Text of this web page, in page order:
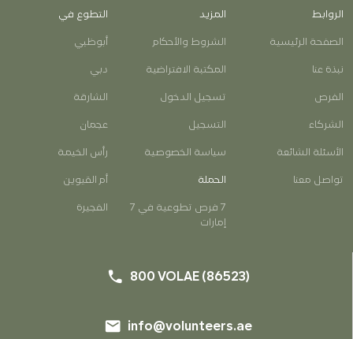
الروابط
الصفحة الرئيسية
نبذة عنا
الفرص
الشركاء
الأسئلة الشائعة
تواصل معنا
المزيد
الشروط والأحكام
المكتبة الافتراضية
تسجيل الدخول
التسجيل
سياسة الخصوصية
الحملة
7 فرص تطوعية في 7
إمارات
التطوع في
أبوظبي
دبي
الشارقة
عجمان
رأس الخيمة
أم القيوين
الفجيرة
phone 800 VOLAE (86523)
email info@volunteers.ae